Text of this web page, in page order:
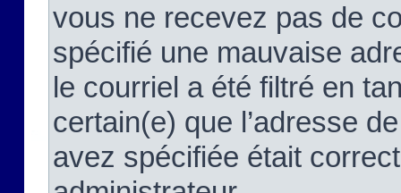
vous ne recevez pas de
spécifié une mauvaise
le courriel a été filtré en
certain(e) que l’adresse
avez spécifiée était